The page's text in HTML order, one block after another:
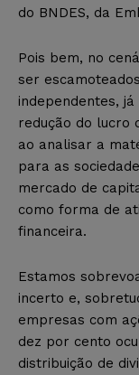
do BNDES, da
Pois bem, no
ser
independentes,
redução do lucro
ao analisar a
para as
mercado de
como forma de
financeira.
Estamos
incerto e,
empresas com
dez por cento
distribuição de